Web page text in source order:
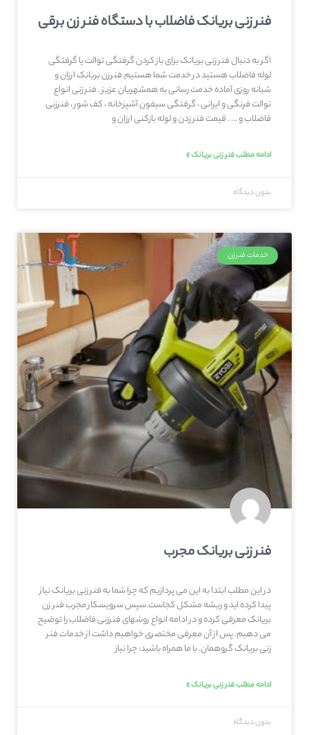
فنر زنی بریانک فاضلاب با دستگاه فنر زن برقی
اگر به دنبال فنر زنی بریانک برای باز کردن گرفتگی توالت یا گرفتگی
لوله فاضلاب هستید در خدمت شما هستیم.فنرزن بریانک ارزان و
شبانه روزی آماده خدمت رسانی به همشهریان عزیز . فنر زنی انواع
توالت فرنگی و ایرانی ، گرفتگی سیفون آشپزخانه ، کف شور ، فنرزنی
فاضلاب و … . قیمت فنر زدن و لوله بازکنی ارزان و
ادامه مطلب فنر زنی بریانک »
بدون دیدگاه
خدمات فنرزن
فنر زنی بریانک مجرب
در این مطلب ابتدا به این می پردازیم که چرا شما به فنر زنی بریانک نیاز
پیدا کرده اید و ریشه مشکل کجاست.سپس سرویسکار مجرب فنر زن
بریانک معرفی کرده و در ادامه انواع روشهای فنرزنی فاضلاب را توضیح
می دهیم. پس از آن معرفی مختصری خواهیم داشت از خدمات فنر
زنی بریانک گروهمان. با ما همراه باشید: چرا نیاز
ادامه مطلب فنر زنی بریانک »
بدون دیدگاه